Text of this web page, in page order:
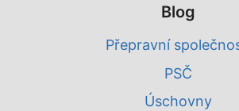
Blog
Přepravní
PSČ
Úschovny